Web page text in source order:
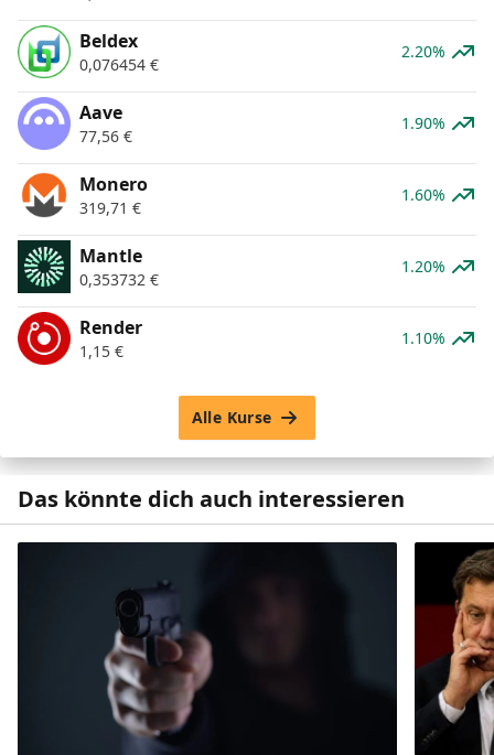
Beldex
0,076454 €
2.20%
Aave
77,56 €
1.90%
Monero
319,71 €
1.60%
Mantle
0,353732 €
1.20%
Render
1,15 €
1.10%
Alle Kurse
Das könnte dich auch interessieren